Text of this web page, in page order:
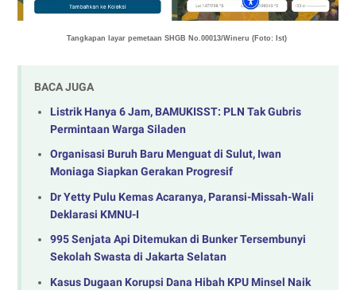
Tangkapan layar pemetaan SHGB No.00013/Wineru (Foto: Ist)
BACA JUGA
Listrik Hanya 6 Jam, BAMUKISST: PLN Tak Gubris
Permintaan Warga Siladen
Organisasi Buruh Baru Menguat di Sulut, Iwan
Moniaga Siapkan Gerakan Progresif
Dr Yetty Pulu Kemas Acaranya, Paransi-Missah-Wali
Deklarasi KMNU-I
995 Senjata Api Ditemukan di Bunker Tersembunyi
Sekolah Swasta di Jakarta Selatan
Kasus Dugaan Korupsi Dana Hibah KPU Minsel Naik